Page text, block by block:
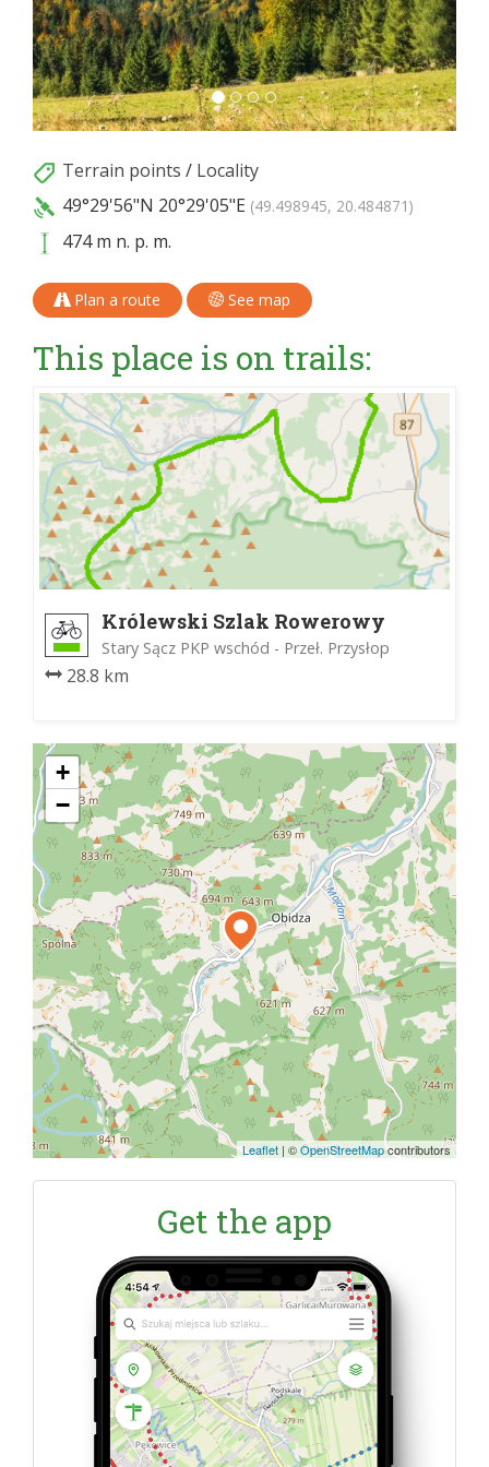
Terrain points / Locality
49°29'56"N 20°29'05"E (49.498945, 20.484871)
474 m n. p. m.
Plan a route See map
This place is on trails:
Królewski Szlak Rowerowy
Stary Sącz PKP wschód - Przeł. Przysłop
28.8 km
+
−
Leaflet | ©OpenStreetMapcontributors
Get the app